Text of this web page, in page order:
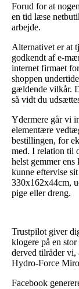
Forud for at
en tid læse
arbejde.
Alternativet er at
godkendt af e-
internet firmaet
shoppen
gældende vilkår.
så vidt du
Ydermere går vi
elementære
bestillingen, for
med. I relation til
helst gemmer
kunne eftervise
330x162x44cm,
pige eller dreng.
Trustpilot giver
klogere på en
derved tilråder vi,
Hydro-Force
Facebook